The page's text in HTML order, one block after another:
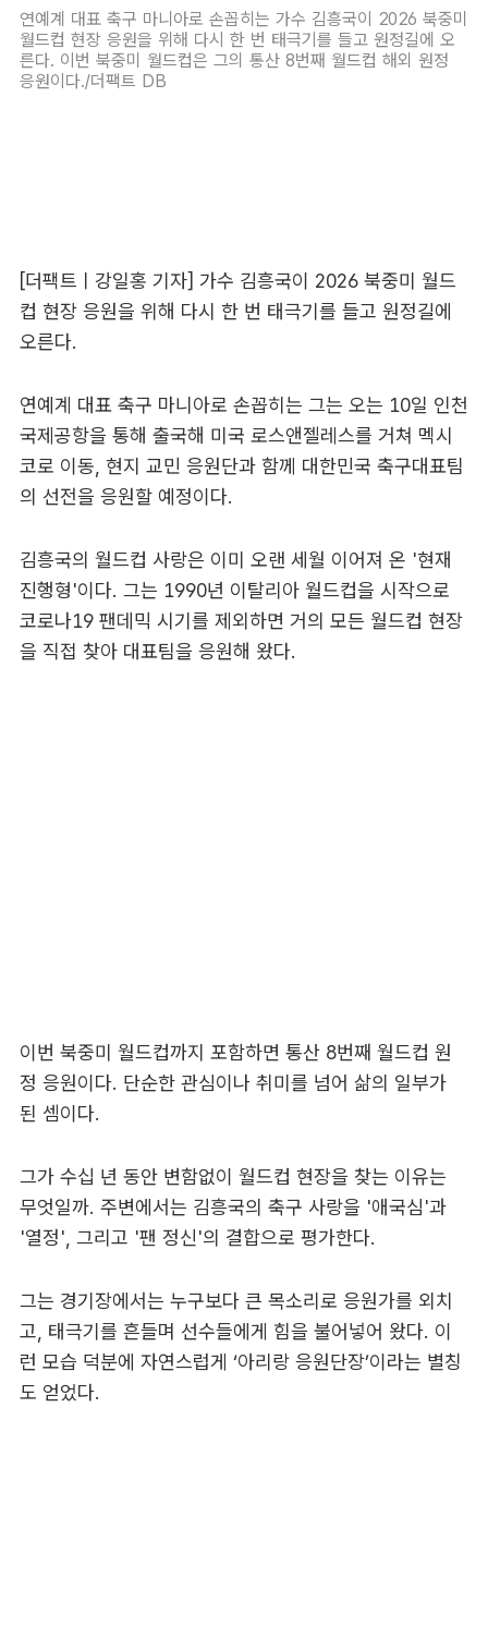
연예계 대표 축구 마니아로 손꼽히는 가수 김흥국이 2026 북중미
월드컵 현장 응원을 위해 다시 한 번 태극기를 들고 원정길에 오
른다. 이번 북중미 월드컵은 그의 통산 8번째 월드컵 해외 원정
응원이다./더팩트 DB
[더팩트ㅣ강일홍 기자] 가수 김흥국이 2026 북중미 월드
컵 현장 응원을 위해 다시 한 번 태극기를 들고 원정길에
오른다.
연예계 대표 축구 마니아로 손꼽히는 그는 오는 10일 인천
국제공항을 통해 출국해 미국 로스앤젤레스를 거쳐 멕시
코로 이동, 현지 교민 응원단과 함께 대한민국 축구대표팀
의 선전을 응원할 예정이다.
김흥국의 월드컵 사랑은 이미 오랜 세월 이어져 온 '현재
진행형'이다. 그는 1990년 이탈리아 월드컵을 시작으로
코로나19 팬데믹 시기를 제외하면 거의 모든 월드컵 현장
을 직접 찾아 대표팀을 응원해 왔다.
이번 북중미 월드컵까지 포함하면 통산 8번째 월드컵 원
정 응원이다. 단순한 관심이나 취미를 넘어 삶의 일부가
된 셈이다.
그가 수십 년 동안 변함없이 월드컵 현장을 찾는 이유는
무엇일까. 주변에서는 김흥국의 축구 사랑을 '애국심'과
'열정', 그리고 '팬 정신'의 결합으로 평가한다.
그는 경기장에서는 누구보다 큰 목소리로 응원가를 외치
고, 태극기를 흔들며 선수들에게 힘을 불어넣어 왔다. 이
런 모습 덕분에 자연스럽게 ‘아리랑 응원단장’이라는 별칭
도 얻었다.